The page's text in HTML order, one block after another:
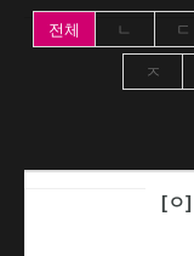
전체 ㄴ ㄷ
ㅈ
[ㅇ]